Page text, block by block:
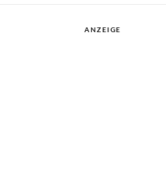
ANZEIGE